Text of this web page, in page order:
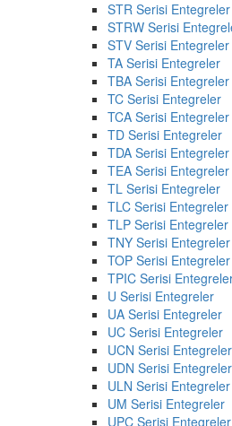
STR Serisi Entegreler
STRW Serisi
STV Serisi Entegreler
TA Serisi Entegreler
TBA Serisi Entegreler
TC Serisi Entegreler
TCA Serisi Entegreler
TD Serisi Entegreler
TDA Serisi Entegreler
TEA Serisi Entegreler
TL Serisi Entegreler
TLC Serisi Entegreler
TLP Serisi Entegreler
TNY Serisi Entegreler
TOP Serisi Entegreler
TPIC Serisi
U Serisi Entegreler
UA Serisi Entegreler
UC Serisi Entegreler
UCN Serisi Entegreler
UDN Serisi Entegreler
ULN Serisi Entegreler
UM Serisi Entegreler
UPC Serisi Entegreler